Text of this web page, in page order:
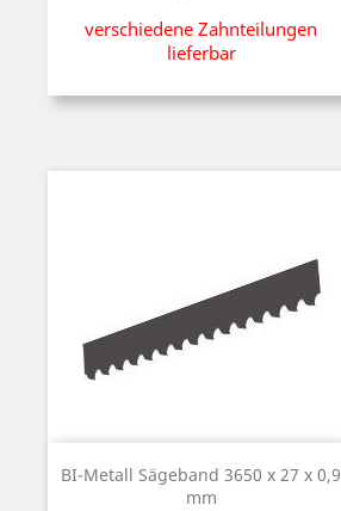
verschiedene Zahnteilungen
lieferbar
BI-Metall Sägeband 3650 x 27 x 0,9
mm